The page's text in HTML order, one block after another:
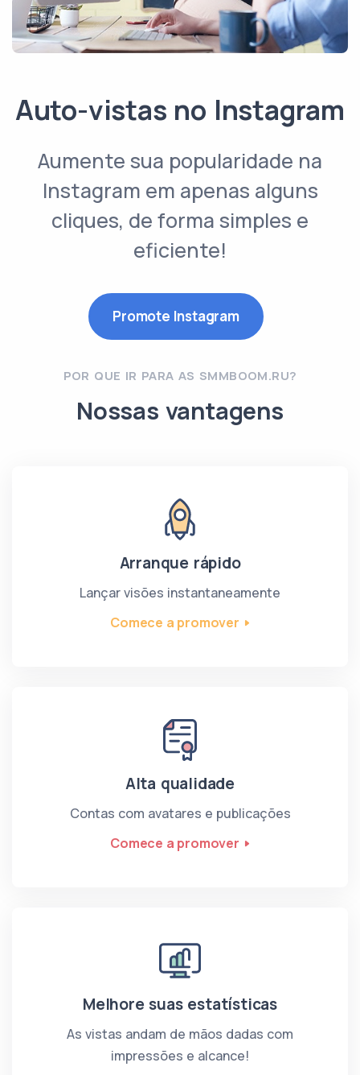
Auto-vistas no Instagram
Aumente sua popularidade na
Instagram em apenas alguns
cliques, de forma simples e
eficiente!
Promote Instagram
POR QUE IR PARA AS SMMBOOM.RU?
Nossas vantagens
Arranque rápido
Lançar visões instantaneamente
Comece a promover
Alta qualidade
Contas com avatares e publicações
Comece a promover
Melhore suas estatísticas
As vistas andam de mãos dadas com
impressões e alcance!